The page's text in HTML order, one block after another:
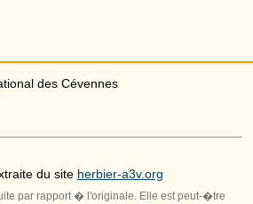
des Cévennes
du site herbier-a3v.org
par rapport � l'originale. Elle est peut-�tre